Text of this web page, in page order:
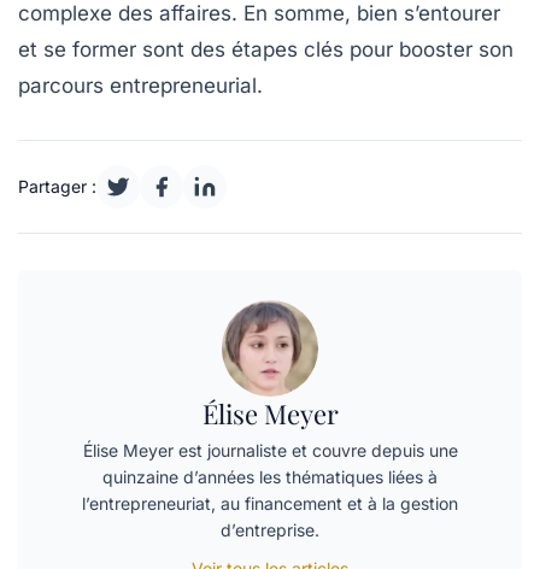
complexe des affaires. En somme, bien s’entourer
et se former sont des étapes clés pour booster son
parcours entrepreneurial.
Partager :
Élise Meyer
Élise Meyer est journaliste et couvre depuis une
quinzaine d’années les thématiques liées à
l’entrepreneuriat, au financement et à la gestion
d’entreprise.